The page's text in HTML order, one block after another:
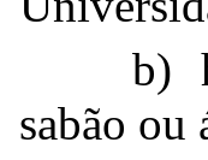
b)
sabão ou